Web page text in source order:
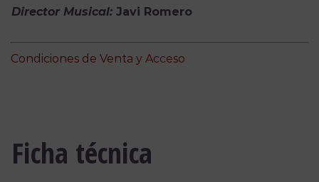
Director Musical:Javi Romero
Condiciones de Venta y Acceso
Ficha técnica